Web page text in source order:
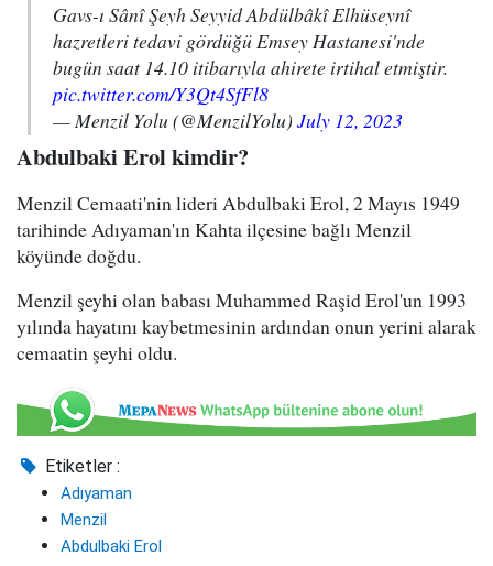
Gavs-ı Sânî Şeyh Seyyid Abdülbâkî Elhüseynî
hazretleri tedavi gördüğü Emsey Hastanesi'nde
bugün saat 14.10 itibarıyla ahirete irtihal etmiştir.
pic.twitter.com/Y3Qt4SfFl8
— Menzil Yolu (@MenzilYolu) July 12, 2023
Abdulbaki Erol kimdir?
Menzil Cemaati'nin lideri Abdulbaki Erol, 2 Mayıs 1949
tarihinde Adıyaman'ın Kahta ilçesine bağlı Menzil
köyünde doğdu.
Menzil şeyhi olan babası Muhammed Raşid Erol'un 1993
yılında hayatını kaybetmesinin ardından onun yerini alarak
cemaatin şeyhi oldu.
Etiketler :
Adıyaman
Menzil
Abdulbaki Erol